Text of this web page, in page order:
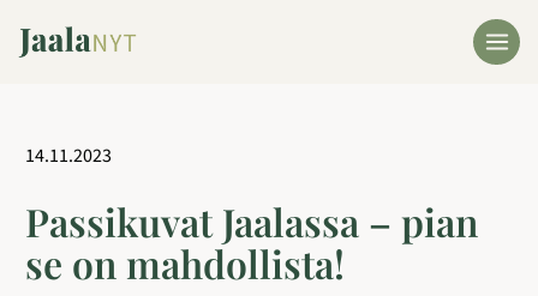
sisältöön
14.11.2023
Passikuvat Jaalassa – pian
se on mahdollista!